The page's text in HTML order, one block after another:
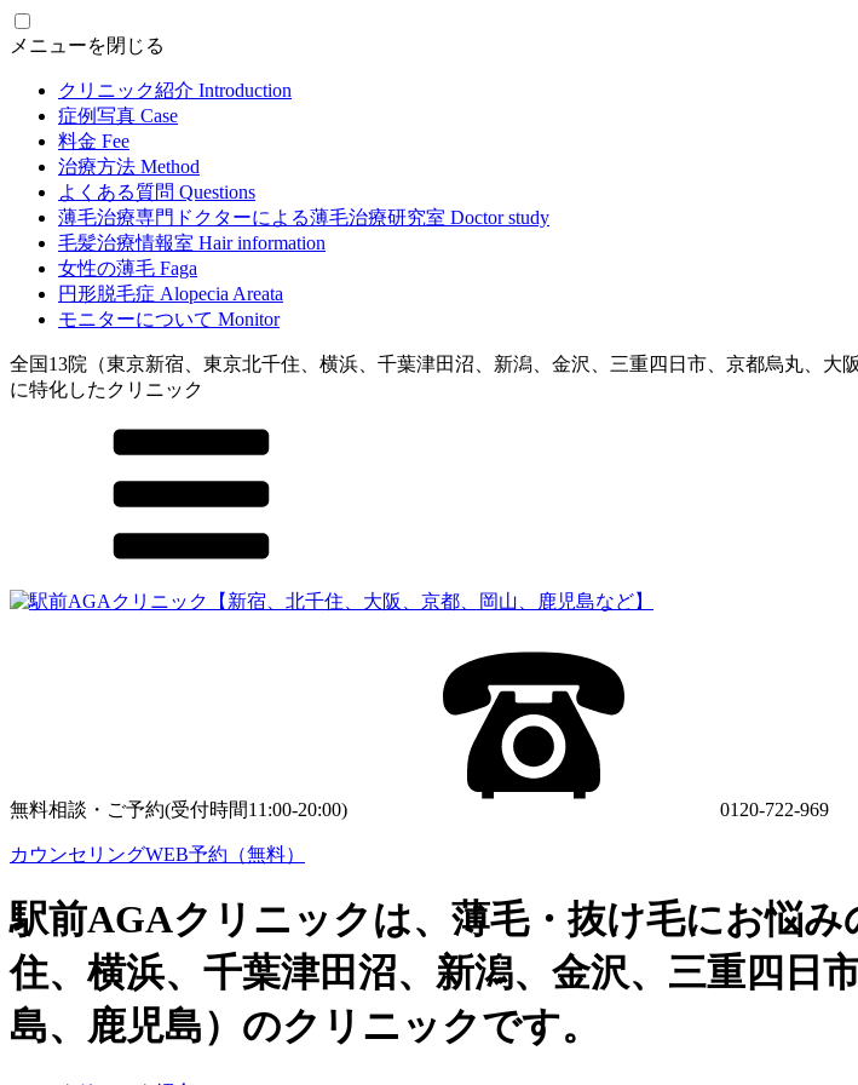
メニューを閉じる
クリニック紹介 Introduction
症例写真 Case
料金 Fee
治療方法 Method
よくある質問 Questions
薄毛治療専門ドクターによる薄毛治療研究室 Doctor study
毛髪治療情報室 Hair information
女性の薄毛 Faga
円形脱毛症 Alopecia Areata
モニターについて Monitor
全国13院（東京新宿、東京北千住、横浜、千葉津田沼、新潟、金沢、三重四日市、京都烏丸、
に特化したクリニック
無料相談・ご予約(受付時間11:00-20:00) 0120-722-969
カウンセリングWEB予約（無料）
駅前AGAクリニックは、薄毛・抜け毛にお悩
住、横浜、千葉津田沼、新潟、金沢、三重四日
島、鹿児島）のクリニックです。